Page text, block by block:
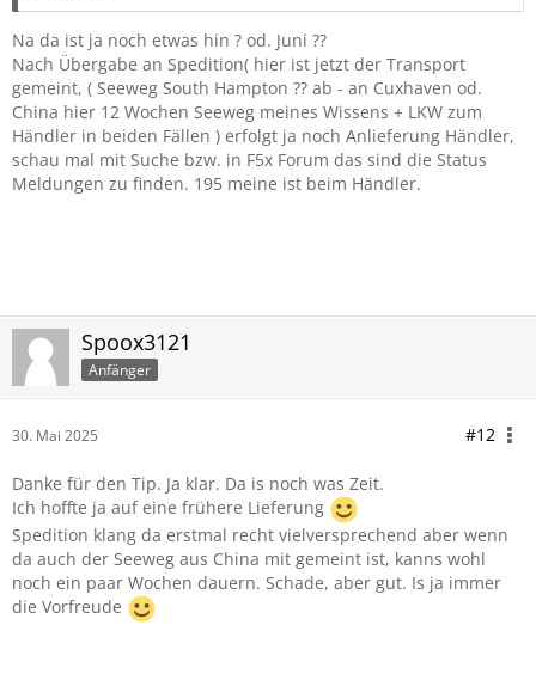
Na da ist ja noch etwas hin ? od. Juni ??
Nach Übergabe an Spedition( hier ist jetzt der Transport
gemeint, ( Seeweg South Hampton ?? ab - an Cuxhaven od.
China hier 12 Wochen Seeweg meines Wissens + LKW zum
Händler in beiden Fällen ) erfolgt ja noch Anlieferung Händler,
schau mal mit Suche bzw. in F5x Forum das sind die Status
Meldungen zu finden. 195 meine ist beim Händler.
Spoox3121
Anfänger
30. Mai 2025 #12
Danke für den Tip. Ja klar. Da is noch was Zeit.
Ich hoffte ja auf eine frühere Lieferung
Spedition klang da erstmal recht vielversprechend aber wenn
da auch der Seeweg aus China mit gemeint ist, kanns wohl
noch ein paar Wochen dauern. Schade, aber gut. Is ja immer
die Vorfreude